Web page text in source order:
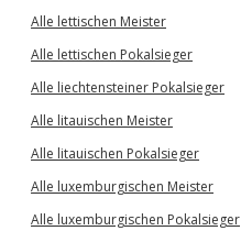
Alle lettischen Meister
Alle lettischen Pokalsieger
Alle liechtensteiner Pokalsieger
Alle litauischen Meister
Alle litauischen Pokalsieger
Alle luxemburgischen Meister
Alle luxemburgischen Pokalsieger